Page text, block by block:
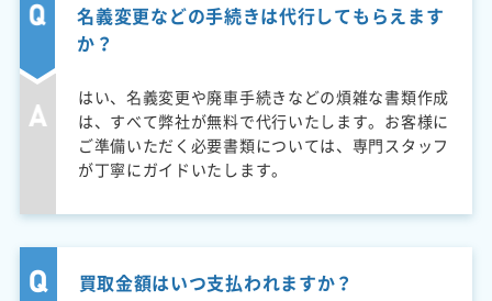
名義変更などの手続きは代行してもらえます
か？
はい、名義変更や廃車手続きなどの煩雑な書類作成
は、すべて弊社が無料で代行いたします。お客様に
ご準備いただく必要書類については、専門スタッフ
が丁寧にガイドいたします。
買取金額はいつ支払われますか？